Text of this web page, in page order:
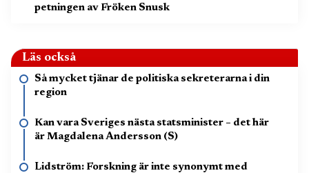
petningen av Fröken Snusk
Läs också
Så mycket tjänar de politiska sekreterarna i din
region
Kan vara Sveriges nästa statsminister – det här
är Magdalena Andersson (S)
Lidström: Forskning är inte synonymt med